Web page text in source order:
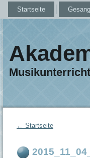
Startseite
← Startseite